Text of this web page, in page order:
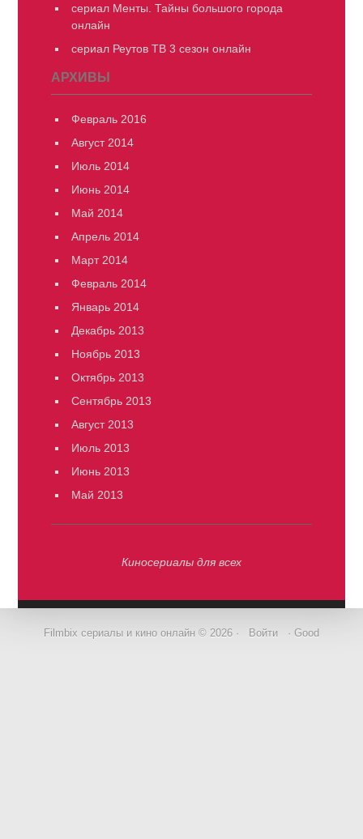
сериал Менты. Тайны большого города
онлайн
сериал Реутов ТВ 3 сезон онлайн
АРХИВЫ
Февраль 2016
Август 2014
Июль 2014
Июнь 2014
Май 2014
Апрель 2014
Март 2014
Февраль 2014
Январь 2014
Декабрь 2013
Ноябрь 2013
Октябрь 2013
Сентябрь 2013
Август 2013
Июль 2013
Июнь 2013
Май 2013
Киносериалы для всех
Filmbix сериалы и кино онлайн © 2026 · Войти · Good